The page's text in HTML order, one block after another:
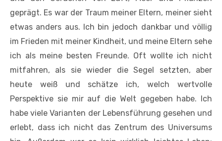
geprägt. Es war der Traum meiner Eltern, meiner sieht
etwas anders aus. Ich bin jedoch dankbar und völlig
im Frieden mit meiner Kindheit, und meine Eltern sehe
ich als meine besten Freunde. Oft wollte ich nicht
mitfahren, als sie wieder die Segel setzten, aber
heute weiß und schätze ich, welch wertvolle
Perspektive sie mir auf die Welt gegeben habe. Ich
habe viele Varianten der Lebensführung gesehen und
erlebt, dass ich nicht das Zentrum des Universums